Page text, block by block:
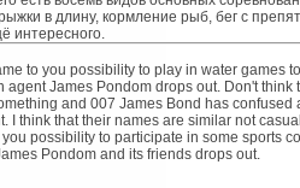
в длину, кормление рыб, бег с
интересного.
to you possibility to play in water games
agent James Pondom drops out. Don't think
and 007 James Bond has confused
I think that their names are similar not
possibility to participate in some sports
Pondom and its friends drops out.